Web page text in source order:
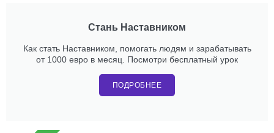
Стань Наставником
Как стать Наставником, помогать людям и зарабатывать
от 1000 евро в месяц. Посмотри бесплатный урок
ПОДРОБНЕЕ